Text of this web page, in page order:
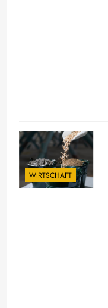
WIRTSCHAFT